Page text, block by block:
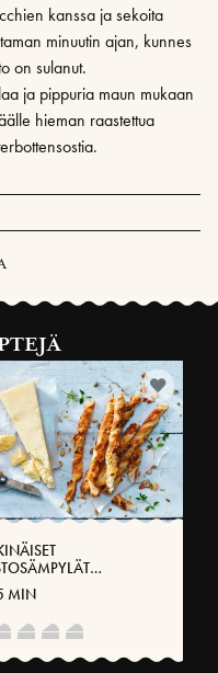
kanssa ja sekoita
minuutin ajan, kunnes
on sulanut.
ja pippuria maun mukaan
hieman raastettua
MIN